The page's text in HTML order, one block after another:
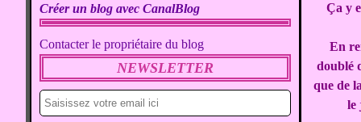
Créer un blog avec CanalBlog
Contacter le propriétaire du blog
NEWSLETTER
Ça y
En
doublé
que de
le